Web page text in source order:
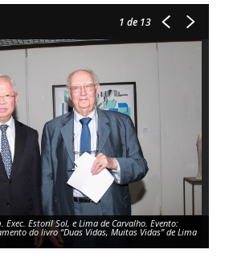
1 de 13
Exec. Estoril Sol, e Lima de Carvalho. Evento:
do livro “Duas Vidas, Muitas Vidas” de Lima